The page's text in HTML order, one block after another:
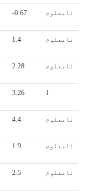
-0.67 نامعلوم
1.4 نامعلوم
2.28 نامعلوم
3.26 1
4.4 نامعلوم
1.9 نامعلوم
2.5 نامعلوم